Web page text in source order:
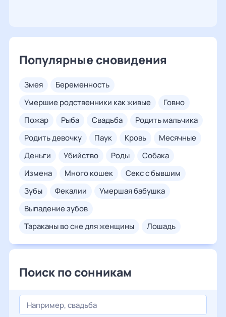
Популярные сновидения
змея
беременность
умершие родственники как живые
говно
пожар
рыба свадьба
родить мальчика
родить девочку
паук кровь
месячные
деньги
убийство роды
собака
измена
много кошек
секс с бывшим
зубы
фекалии
умершая бабушка
выпадение зубов
тараканы во сне для женщины
лошадь
Поиск по сонникам